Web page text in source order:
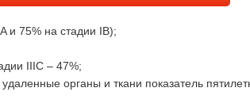
и 75% на стадии IB);
IIIС – 47%;
органы и ткани показатель